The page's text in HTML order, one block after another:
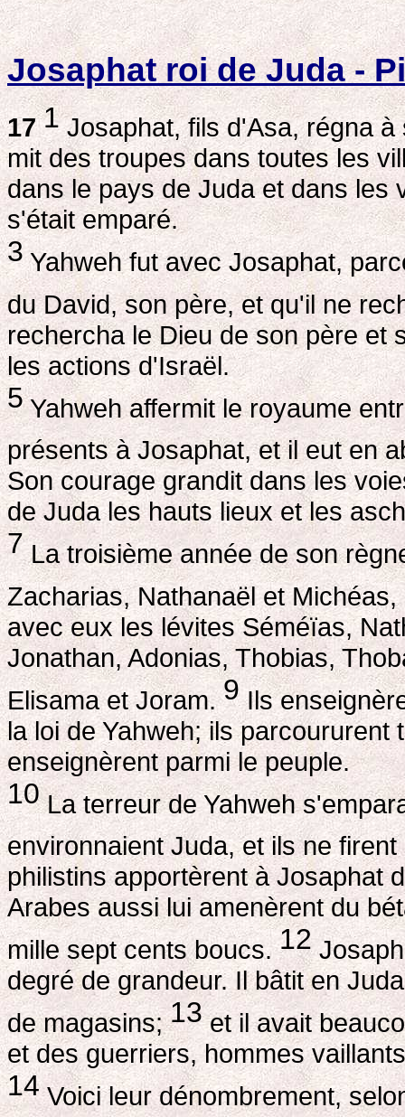
Josaphat roi de Juda -
17 1Josaphat, fils d'Asa, régna
mit des troupes dans toutes les
dans le pays de Juda et dans les
s'était emparé.
3Yahweh fut avec Josaphat,
du David, son père, et qu'il ne
rechercha le Dieu de son père et
les actions d'Israël.
5Yahweh affermit le royaume
présents à Josaphat, et il eut en
Son courage grandit dans les
de Juda les hauts lieux et les
7La troisième année de son
Zacharias, Nathanaël et
avec eux les lévites Séméïas,
Jonathan, Adonias, Thobias,
Elisama et Joram.9Ils
la loi de Yahweh; ils
enseignèrent parmi le peuple.
10La terreur de Yahweh
environnaient Juda, et ils ne
philistins apportèrent à Josaphat
Arabes aussi lui amenèrent du
mille sept cents boucs.12
degré de grandeur. Il bâtit en
de magasins;13et il avait
et des guerriers, hommes
14Voici leur dénombrement,